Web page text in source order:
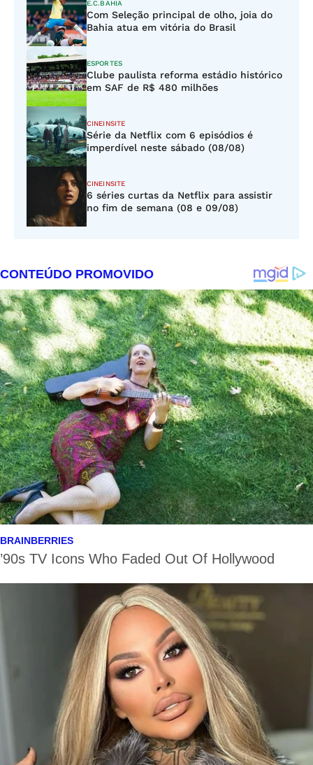
E.C.BAHIA
Com Seleção principal de olho, joia do
Bahia atua em vitória do Brasil
ESPORTES
Clube paulista reforma estádio histórico
em SAF de R$ 480 milhões
CINEINSITE
Série da Netflix com 6 episódios é
imperdível neste sábado (08/08)
CINEINSITE
6 séries curtas da Netflix para assistir
no fim de semana (08 e 09/08)